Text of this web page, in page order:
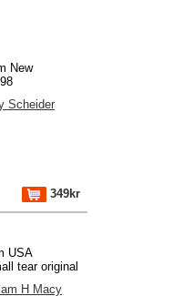
New
Scheider
349kr
USA
tear original
H Macy